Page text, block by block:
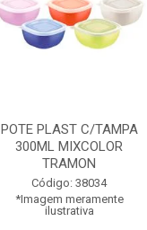
POTE PLAST C/TAMPA
300ML MIXCOLOR
TRAMON
Código: 38034
*Imagem meramente
ilustrativa